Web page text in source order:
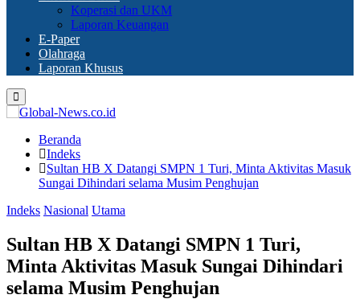
Koperasi dan UKM
Laporan Keuangan
E-Paper
Olahraga
Laporan Khusus
Primary
Menu
Beranda
Indeks
Sultan HB X Datangi SMPN 1 Turi, Minta Aktivitas Masuk
Sungai Dihindari selama Musim Penghujan
Indeks Nasional Utama
Sultan HB X Datangi SMPN 1 Turi,
Minta Aktivitas Masuk Sungai Dihindari
selama Musim Penghujan